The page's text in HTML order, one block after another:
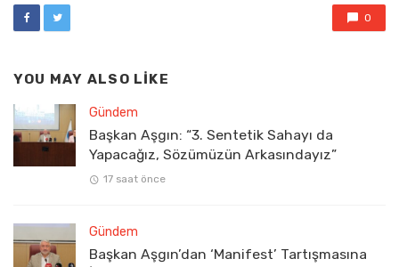
0
YOU MAY ALSO LIKE
Gündem
Başkan Aşgın: “3. Sentetik Sahayı da
Yapacağız, Sözümüzün Arkasındayız”
17 saat önce
Gündem
Başkan Aşgın’dan ‘Manifest’ Tartışmasına